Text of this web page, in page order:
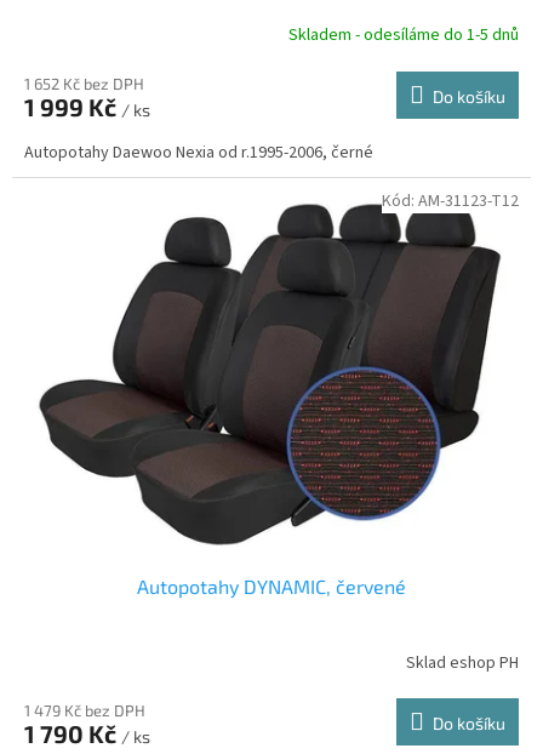
R
Skladem - odesíláme do 1-5 dnů
1 652 Kč bez DPH
1 999 Kč / ks
Do košíku
Autopotahy Daewoo Nexia od r.1995-2006, černé
Autopotahy DYNAMIC, červené
Sklad eshop PH
1 479 Kč bez DPH
1 790 Kč / ks
Do košíku
Kód: AM-31123-T12